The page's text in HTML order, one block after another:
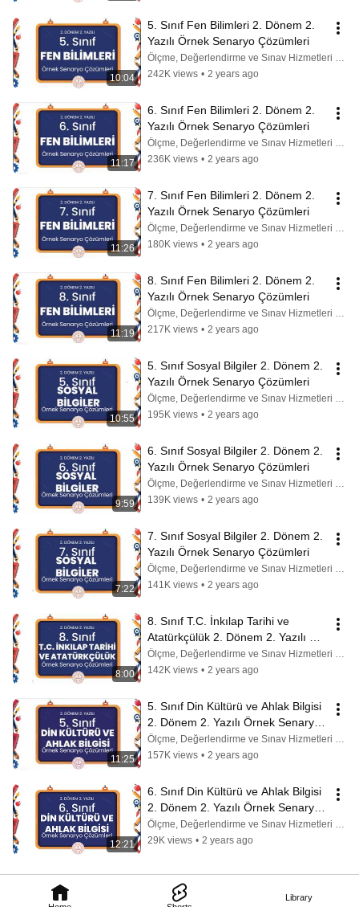
Library
10:04
5. Sınıf Fen Bilimleri 2. Dönem 2.
Yazılı Örnek Senaryo Çözümleri
Ölçme, Değerlendirme ve Sınav Hizmetleri Genel Md.
242K views • 2 years ago
11:17
6. Sınıf Fen Bilimleri 2. Dönem 2.
Yazılı Örnek Senaryo Çözümleri
Ölçme, Değerlendirme ve Sınav Hizmetleri Genel Md.
236K views • 2 years ago
11:26
7. Sınıf Fen Bilimleri 2. Dönem 2.
Yazılı Örnek Senaryo Çözümleri
Ölçme, Değerlendirme ve Sınav Hizmetleri Genel Md.
180K views • 2 years ago
11:19
8. Sınıf Fen Bilimleri 2. Dönem 2.
Yazılı Örnek Senaryo Çözümleri
Ölçme, Değerlendirme ve Sınav Hizmetleri Genel Md.
217K views • 2 years ago
10:55
5. Sınıf Sosyal Bilgiler 2. Dönem 2.
Yazılı Örnek Senaryo Çözümleri
Ölçme, Değerlendirme ve Sınav Hizmetleri Genel Md.
195K views • 2 years ago
9:59
6. Sınıf Sosyal Bilgiler 2. Dönem 2.
Yazılı Örnek Senaryo Çözümleri
Ölçme, Değerlendirme ve Sınav Hizmetleri Genel Md.
139K views • 2 years ago
7:22
7. Sınıf Sosyal Bilgiler 2. Dönem 2.
Yazılı Örnek Senaryo Çözümleri
Ölçme, Değerlendirme ve Sınav Hizmetleri Genel Md.
141K views • 2 years ago
8:00
8. Sınıf T.C. İnkılap Tarihi ve
Atatürkçülük 2. Dönem 2. Yazılı
Örnek Senaryo Çözümleri
Ölçme, Değerlendirme ve Sınav Hizmetleri Genel Md.
142K views • 2 years ago
11:25
5. Sınıf Din Kültürü ve Ahlak Bilgisi
2. Dönem 2. Yazılı Örnek Senaryo
Çözümleri
Ölçme, Değerlendirme ve Sınav Hizmetleri Genel Md.
157K views • 2 years ago
12:21
6. Sınıf Din Kültürü ve Ahlak Bilgisi
2. Dönem 2. Yazılı Örnek Senaryo
Çözümleri
Ölçme, Değerlendirme ve Sınav Hizmetleri Genel Md.
29K views • 2 years ago